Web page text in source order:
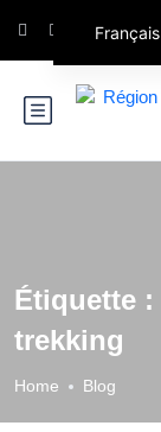
Étiquette :
trekking
Home Blog
Français